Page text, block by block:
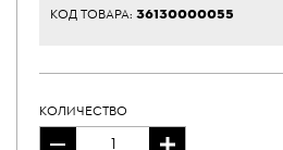
КОД ТОВАРА: 36130000055
КОЛИЧЕСТВО